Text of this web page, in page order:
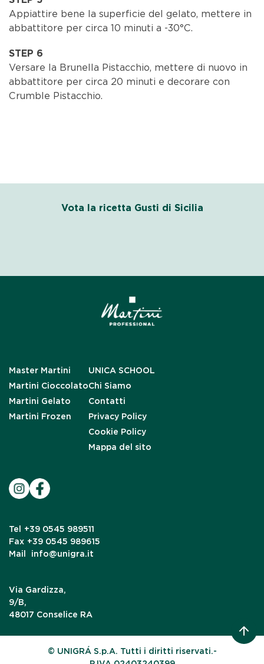
Appiattire bene la superficie del gelato, mettere in
abbattitore per circa 10 minuti a -30°C.
STEP 6
Versare la Brunella Pistacchio, mettere di nuovo in
abbattitore per circa 20 minuti e decorare con
Crumble Pistacchio.
Vota la ricetta Gusti di Sicilia
Master Martini
Martini Cioccolato
Martini Gelato
Martini Frozen
UNICA SCHOOL
Chi Siamo
Contatti
Privacy Policy
Cookie Policy
Mappa del sito
Tel
+39 0545 989511
Fax +39 0545 989615
Mail
info@unigra.it
Via Gardizza,
9/B,
48017 Conselice RA
© UNIGRÁ S.p.A. Tutti i diritti riservati.-